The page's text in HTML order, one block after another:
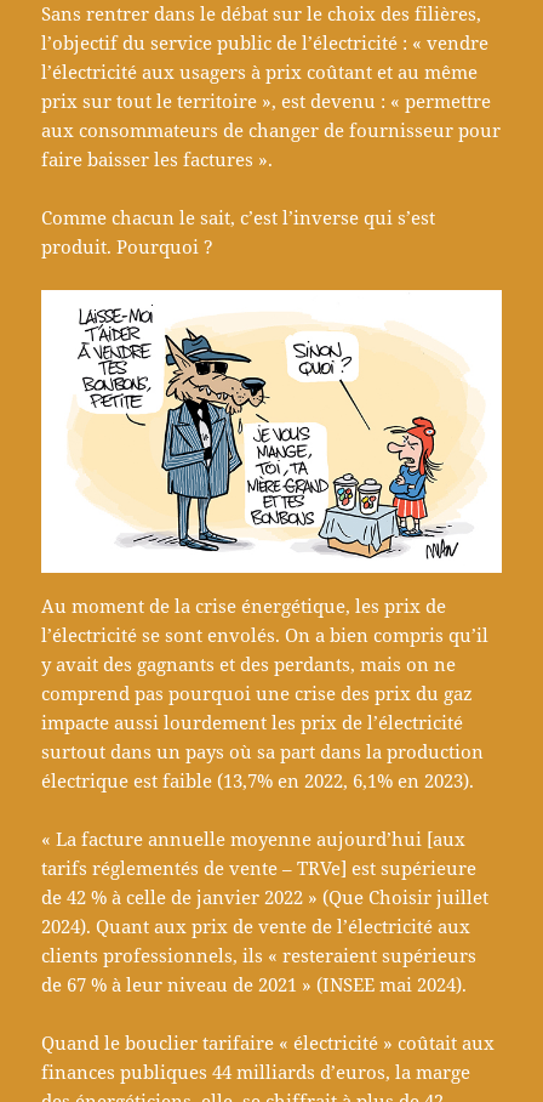
Sans rentrer dans le débat sur le choix des filières,
l’objectif du service public de l’électricité : « vendre
l’électricité aux usagers à prix coûtant et au même
prix sur tout le territoire », est devenu : « permettre
aux consommateurs de changer de fournisseur pour
faire baisser les factures ».
Comme chacun le sait, c’est l’inverse qui s’est
produit. Pourquoi ?
Au moment de la crise énergétique, les prix de
l’électricité se sont envolés. On a bien compris qu’il
y avait des gagnants et des perdants, mais on ne
comprend pas pourquoi une crise des prix du gaz
impacte aussi lourdement les prix de l’électricité
surtout dans un pays où sa part dans la production
électrique est faible (13,7% en 2022, 6,1% en 2023).
« La facture annuelle moyenne aujourd’hui [aux
tarifs réglementés de vente – TRVe] est supérieure
de 42 % à celle de janvier 2022 » (Que Choisir juillet
2024). Quant aux prix de vente de l’électricité aux
clients professionnels, ils « resteraient supérieurs
de 67 % à leur niveau de 2021 » (INSEE mai 2024).
Quand le bouclier tarifaire « électricité » coûtait aux
finances publiques 44 milliards d’euros, la marge